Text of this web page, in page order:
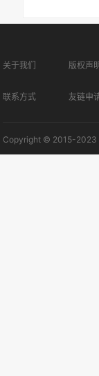
关于我们 版权声
联系方式 友链申
Copyright © 2015-2023